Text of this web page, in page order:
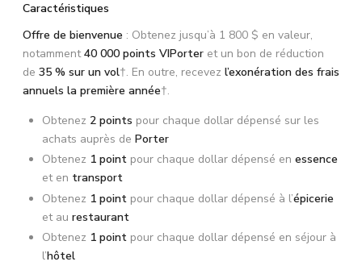
Caractéristiques
Offre de bienvenue : Obtenez jusqu’à 1 800 $ en valeur,
notamment40 000 points VIPorter et un bon de réduction
de 35 % sur un vol†. En outre, recevez l’exonération des frais
annuels la première année†.
Obtenez 2 points pour chaque dollar dépensé sur les
achats auprès de Porter
Obtenez 1 point pour chaque dollar dépensé en essence
et en transport
Obtenez 1 point pour chaque dollar dépensé à l’épicerie
et au restaurant
Obtenez 1 point pour chaque dollar dépensé en séjour à
l’hôtel